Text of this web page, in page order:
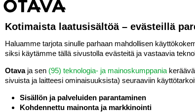
Kotimaista laatusisältöä – evästeillä
Haluamme tarjota sinulle parhaan mahdollisen
siksi käytämme tällä sivustolla evästeitä ja vastaavia
Otavaja sen (95) teknologia- ja mainoskumppania
sivuista ja laitteesi ominaisuuk­sista) seuraaviin
Sisällön ja palveluiden parantaminen
Kohdennettu mainonta ja markkinointi